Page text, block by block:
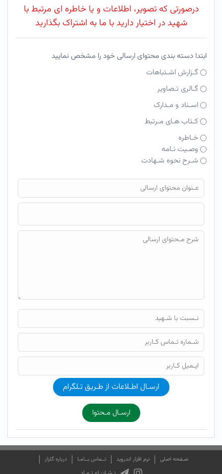
درصورتی که تصویر، اطلاعات و یا خاطره ای مرتبط با
شهید در اختیار دارید با ما به اشتراک بگذارید
ابتدا دسته بندی محتوای ارسالی خود را مشخص نمایید
گـزارش اشـتباهات
گـالری تـصاویر
اسـناد و مـدارک
کـتاب هـای مـرتبط
خـاطره
وصـیت نـامه
شـرح نحوه شـهادت
فایل محتوای ارسالی
ارسـال اطـلاعات از طـریق تـلگرام
ارسـال مـحتوا
صـفحه اصلی نرم افزار اندروید تــماس بــامـا درباره گلزار